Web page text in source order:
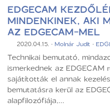
EDGECAM
MINDENKINEK, AKI
AZ EDGECAM-MEL
2020.04.15. · Molnár Judit ·
Technikai bemutató,
ismerkednek az
sajátították el annak
bemutatásra kerül az
alapfilozófiája,...